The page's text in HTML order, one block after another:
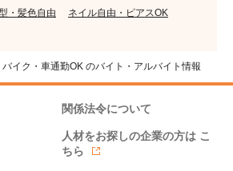
・髪色自由 ネイル自由・ピアスOK
バイク・車通勤OK のバイト・アルバイト情報
関係法令について
人材をお探しの企業の方は こ
ちら